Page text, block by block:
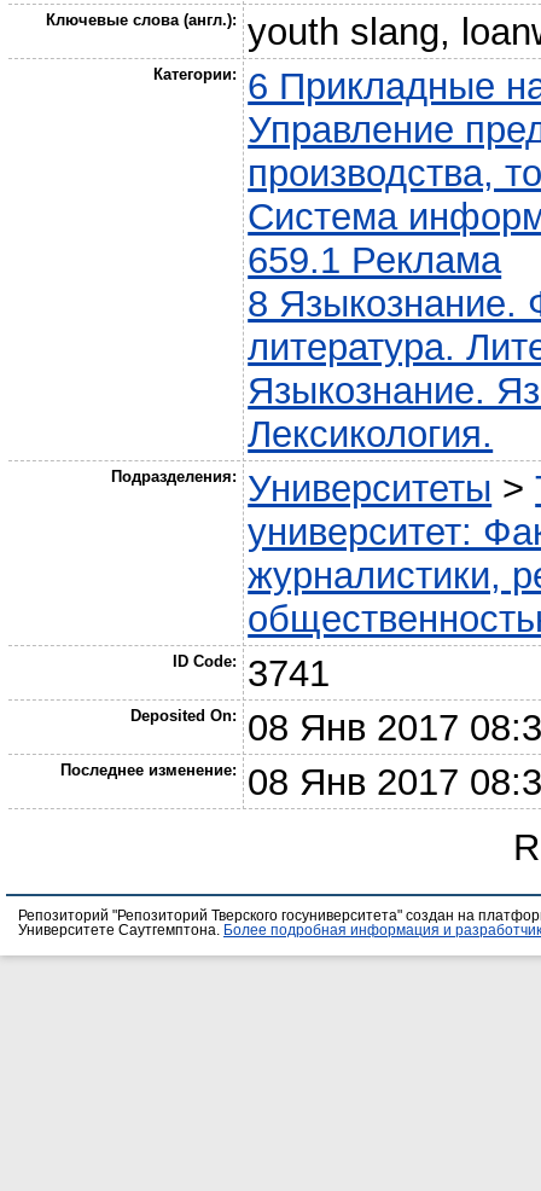
Ключевые слова (англ.): youth slang,
Категории:
6 Прикладные
Управление
производства,
Система
659.1 Реклама
8 Языкознание.
литература.
Языкознание.
Лексикология.
Подразделения: Университеты >
университет:
журналистики,
ID Code: 3741
Deposited On: 08 Янв 2017
Последнее изменение:
08 Янв 2017
Репозиторий "Репозиторий Тверского госуниверситета" создан на
Университете Саутгемптона. Более подробная информация и